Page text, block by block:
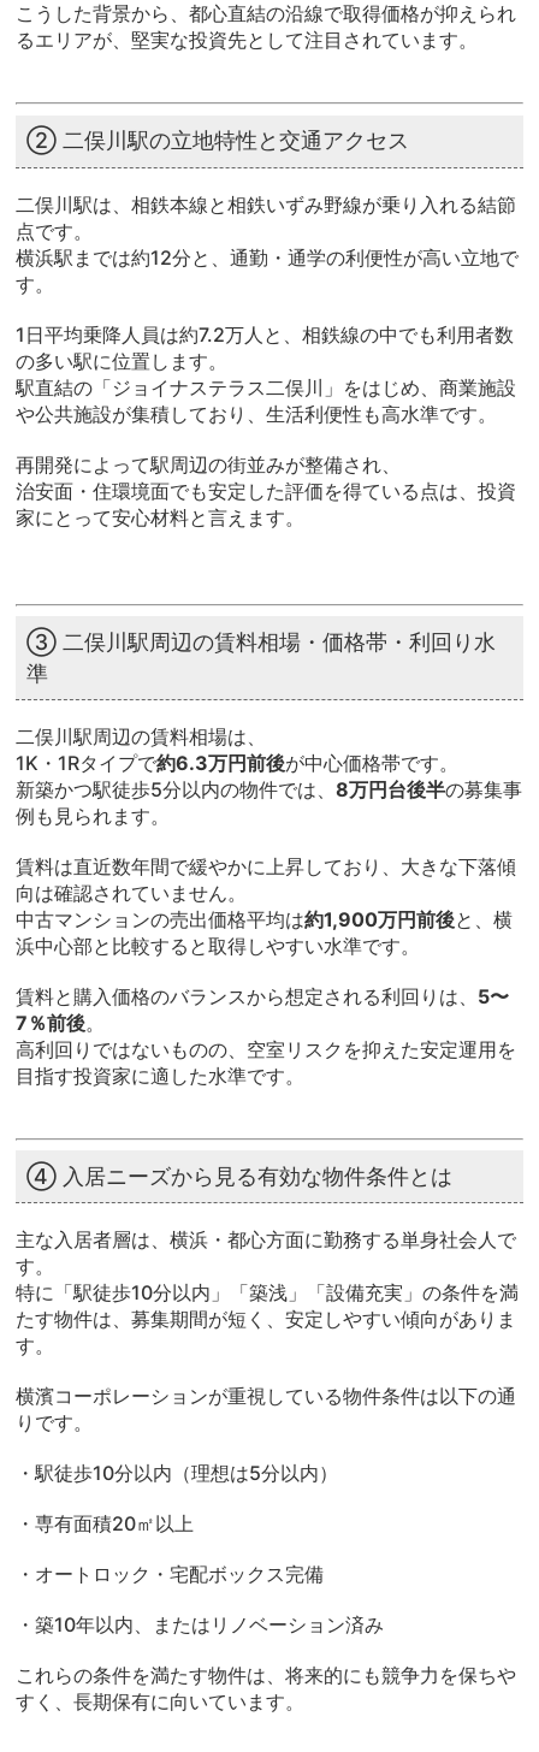
こうした背景から、都心直結の沿線で取得価格が抑えられ
るエリアが、堅実な投資先として注目されています。
② 二俣川駅の立地特性と交通アクセス
二俣川駅は、相鉄本線と相鉄いずみ野線が乗り入れる結節
点です。
横浜駅までは約12分と、通勤・通学の利便性が高い立地で
す。
1日平均乗降人員は約7.2万人と、相鉄線の中でも利用者数
の多い駅に位置します。
駅直結の「ジョイナステラス二俣川」をはじめ、商業施設
や公共施設が集積しており、生活利便性も高水準です。
再開発によって駅周辺の街並みが整備され、
治安面・住環境面でも安定した評価を得ている点は、投資
家にとって安心材料と言えます。
③ 二俣川駅周辺の賃料相場・価格帯・利回り水
準
二俣川駅周辺の賃料相場は、
1K・1Rタイプで約6.3万円前後が中心価格帯です。
新築かつ駅徒歩5分以内の物件では、8万円台後半の募集事
例も見られます。
賃料は直近数年間で緩やかに上昇しており、大きな下落傾
向は確認されていません。
中古マンションの売出価格平均は約1,900万円前後と、横
浜中心部と比較すると取得しやすい水準です。
賃料と購入価格のバランスから想定される利回りは、 5〜
7％前後。
高利回りではないものの、空室リスクを抑えた安定運用を
目指す投資家に適した水準です。
④ 入居ニーズから見る有効な物件条件とは
主な入居者層は、横浜・都心方面に勤務する単身社会人で
す。
特に「駅徒歩10分以内」「築浅」「設備充実」の条件を満
たす物件は、募集期間が短く、安定しやすい傾向がありま
す。
横濱コーポレーションが重視している物件条件は以下の通
りです。
・駅徒歩10分以内（理想は5分以内）
・専有面積20㎡以上
・オートロック・宅配ボックス完備
・築10年以内、またはリノベーション済み
これらの条件を満たす物件は、将来的にも競争力を保ちや
すく、長期保有に向いています。